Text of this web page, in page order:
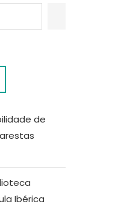
de
Ibérica